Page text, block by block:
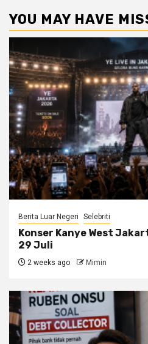
YOU MAY HAVE
Berita Luar Negeri Selebriti
Konser Kanye West
29 Juli
2 weeks ago Mimin